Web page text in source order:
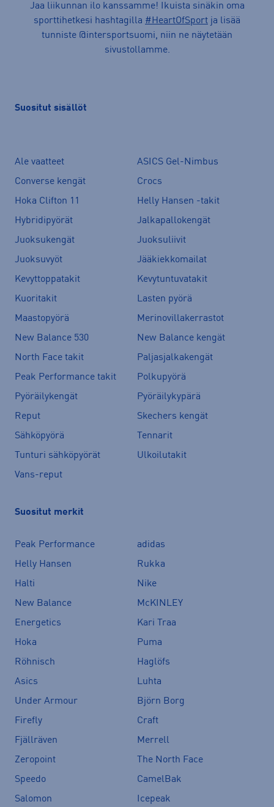
Jaa liikunnan ilo kanssamme! Ikuista sinäkin oma
sporttihetkesi hashtagilla #HeartOfSport ja lisää
tunniste @intersportsuomi, niin ne näytetään
sivustollamme.
Suositut sisällöt
Ale vaatteet
ASICS Gel-Nimbus
Converse kengät
Crocs
Hoka Clifton 11
Helly Hansen -takit
Hybridipyörät
Jalkapallokengät
Juoksukengät
Juoksuliivit
Juoksuvyöt
Jääkiekkomailat
Kevyttoppatakit
Kevytuntuvatakit
Kuoritakit
Lasten pyörä
Maastopyörä
Merinovillakerrastot
New Balance 530
New Balance kengät
North Face takit
Paljasjalkakengät
Peak Performance takit
Polkupyörä
Pyöräilykengät
Pyöräilykypärä
Reput
Skechers kengät
Sähköpyörä
Tennarit
Tunturi sähköpyörät
Ulkoilutakit
Vans-reput
Suositut merkit
Peak Performance
adidas
Helly Hansen
Rukka
Halti
Nike
New Balance
McKINLEY
Energetics
Kari Traa
Hoka
Puma
Röhnisch
Haglöfs
Asics
Luhta
Under Armour
Björn Borg
Firefly
Craft
Fjällräven
Merrell
Zeropoint
The North Face
Speedo
CamelBak
Salomon
Icepeak